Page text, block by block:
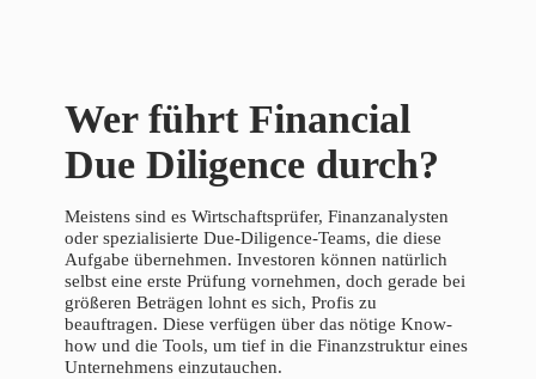
Wer führt Financial
Due Diligence durch?
Meistens sind es Wirtschaftsprüfer, Finanzanalysten
oder spezialisierte Due-Diligence-Teams, die diese
Aufgabe übernehmen. Investoren können natürlich
selbst eine erste Prüfung vornehmen, doch gerade bei
größeren Beträgen lohnt es sich, Profis zu
beauftragen. Diese verfügen über das nötige Know-
how und die Tools, um tief in die Finanzstruktur eines
Unternehmens einzutauchen.